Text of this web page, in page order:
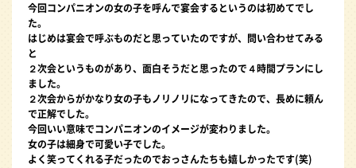
今回コンパニオンの女の子を呼んで宴会するというのは初めてでし
た。
はじめは宴会で呼ぶものだと思っていたのですが、問い合わせてみる
と
２次会というものがあり、面白そうだと思ったので４時間プランにし
ました。
２次会からがかなり女の子もノリノリになってきたので、長めに頼ん
で正解でした。
今回いい意味でコンパニオンのイメージが変わりました。
女の子は細身で可愛い子でした。
よく笑ってくれる子だったのでおっさんたちも嬉しかったです(笑)